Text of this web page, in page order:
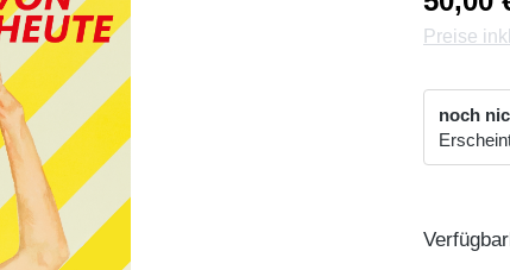
Preise
noch